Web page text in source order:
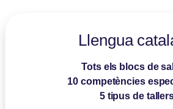
Llengua
Tots els blocs de
10 competències
5 tipus de